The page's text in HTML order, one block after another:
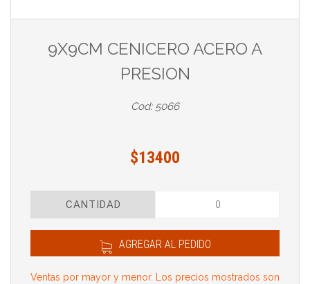
9X9CM CENICERO ACERO A
PRESION
Cod: 5066
$13400
CANTIDAD
AGREGAR AL PEDIDO
Ventas por mayor y menor. Los precios mostrados son